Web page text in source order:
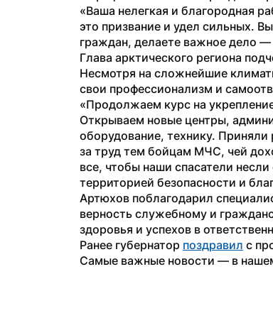
«Ваша нелегкая и благородная
это призвание и удел сильных.
граждан, делаете важное дело
Глава арктического региона
Несмотря на сложнейшие
свои профессионализм и
«Продолжаем курс на
Открываем новые центры,
оборудование, технику.
за труд тем бойцам МЧС, чей
все, чтобы наши спасатели
территорией безопасности и
Артюхов поблагодарил
верность служебному и
здоровья и успехов в
Ранее губернатор поздравил с
Самые важные новости — в